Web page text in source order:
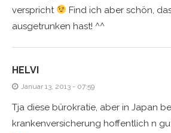
verspricht
Find ich aber schön,
ausgetrunken hast! ^^
HELVI
Januar 13, 2013 - 07:59
Tja diese bürokratie, aber in Japan
krankenversicherung hoffentlich n